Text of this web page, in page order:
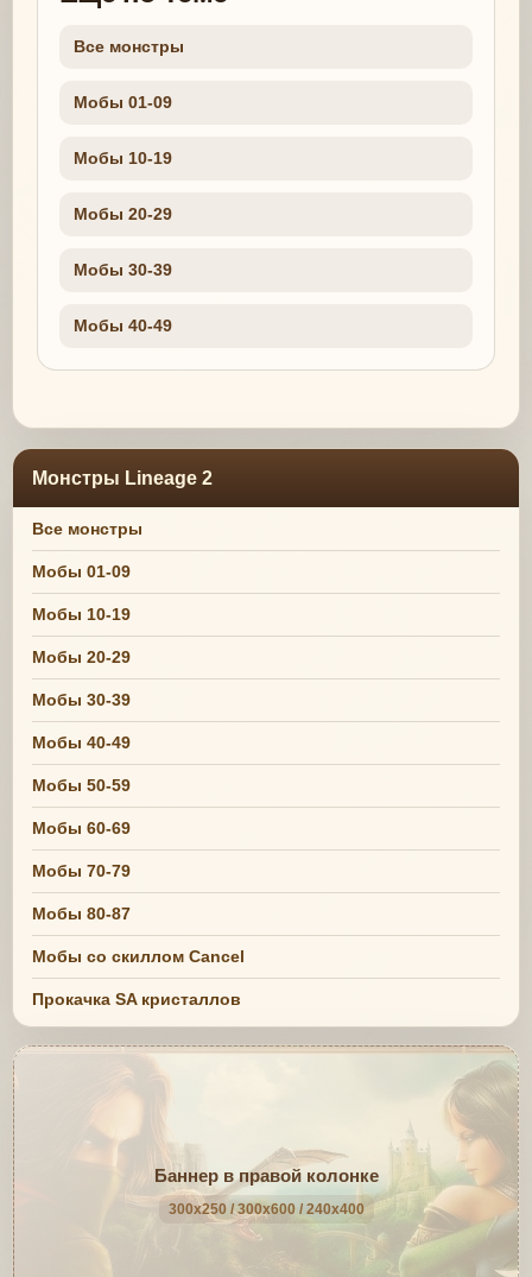
Все монстры
Мобы 01-09
Мобы 10-19
Мобы 20-29
Мобы 30-39
Мобы 40-49
Монстры Lineage 2
Все монстры
Мобы 01-09
Мобы 10-19
Мобы 20-29
Мобы 30-39
Мобы 40-49
Мобы 50-59
Мобы 60-69
Мобы 70-79
Мобы 80-87
Мобы со скиллом Cancel
Прокачка SA кристаллов
Баннер в правой колонке
300x250 / 300x600 / 240x400